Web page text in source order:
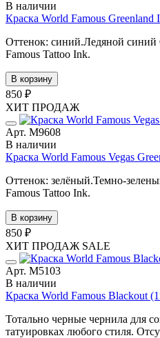
В наличии
Краска World Famous Greenland
Оттенок: синий.Ледяной синий
Famous Tattoo Ink.
В корзину
850 ₽
ХИТ ПРОДАЖ
Арт. М9608
В наличии
Краска World Famous Vegas
Оттенок: зелёный.Темно-
Famous Tattoo Ink.
В корзину
850 ₽
ХИТ ПРОДАЖ SALE
Арт. М5103
В наличии
Краска World Famous Blackout
Тотально черные чернила для
татуировках любого стиля.